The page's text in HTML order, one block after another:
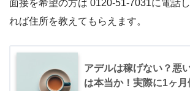
面接を希望の方は 0120-51-7031に電話
れば住所を教えてもらえます。
アデルは稼げない？悪
は本当か！実際に1ヶ